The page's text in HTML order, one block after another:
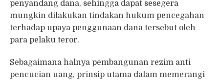
penyandang dana, sehingga dapat sesegera
mungkin dilakukan tindakan hukum pencegahan
terhadap upaya penggunaan dana tersebut oleh
para pelaku teror.
Sebagaimana halnya pembangunan rezim anti
pencucian uang, prinsip utama dalam memerangi